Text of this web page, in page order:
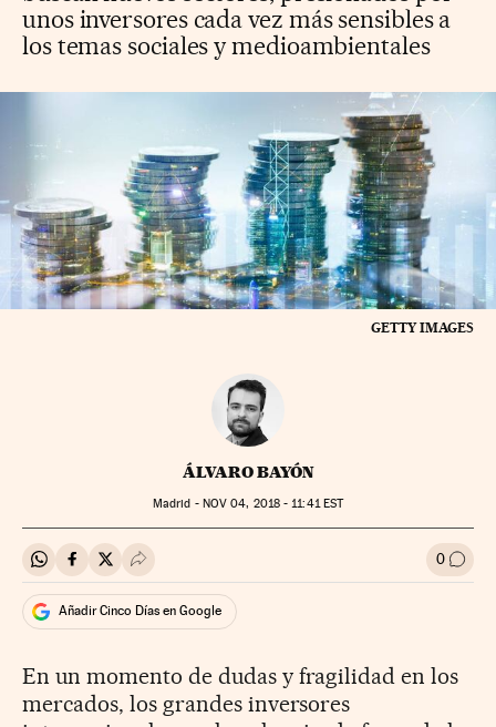
unos inversores cada vez más sensibles a
los temas sociales y medioambientales
GETTY IMAGES
ÁLVARO BAYÓN
Madrid - NOV 04, 2018 - 11:41 EST
Compartir en Whatsapp
Compartir en Facebook
Compartir en Twitter
Desplegar Redes Sociales 0 Ir a
Añadir Cinco Días en Google
En un momento de dudas y fragilidad en los
mercados, los grandes inversores